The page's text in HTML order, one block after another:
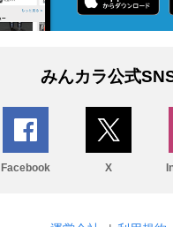
みんカラ公式
Facebook X